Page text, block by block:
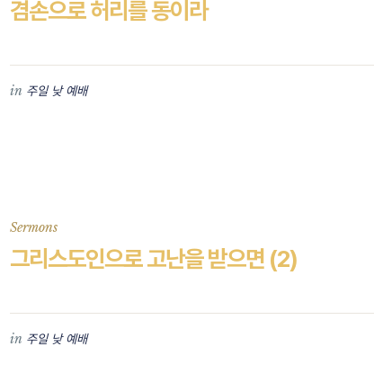
겸손으로 허리를 동이라
in 주일 낮 예배
Sermons
그리스도인으로 고난을 받으면 (2)
in 주일 낮 예배